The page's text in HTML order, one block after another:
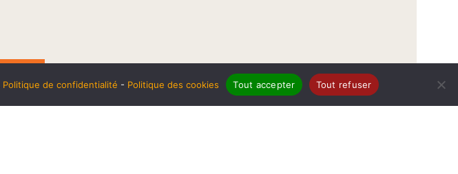
Politique de confidentialité - Politique des cookies Tout accepter Tout refuser